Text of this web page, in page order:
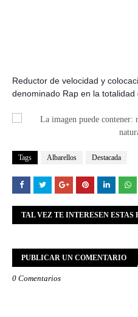
Reductor de velocidad y
denominado Rap en la totalidad
Tags Albarellos Destacada
TAL VEZ TE INTERESEN ESTAS
PUBLICAR UN COMENTARIO
0 Comentarios